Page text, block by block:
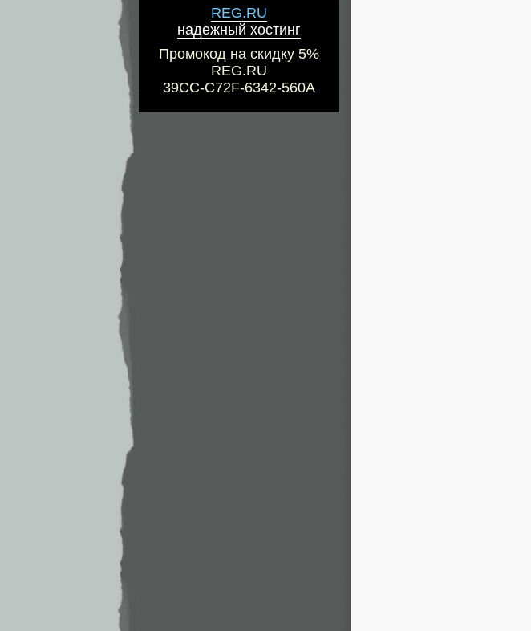
REG.RU
надежный хостинг
Промокод на скидку 5%
REG.RU
39CC-C72F-6342-560A